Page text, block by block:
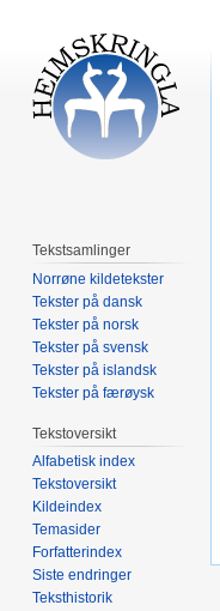
Tekstsamlinger
Norrøne kildetekster
Tekster på dansk
Tekster på norsk
Tekster på svensk
Tekster på islandsk
Tekster på færøysk
Tekstoversikt
Alfabetisk index
Tekstoversikt
Kildeindex
Temasider
Forfatterindex
Siste endringer
Teksthistorik